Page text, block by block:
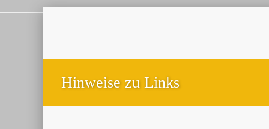
Hinweise zu Links